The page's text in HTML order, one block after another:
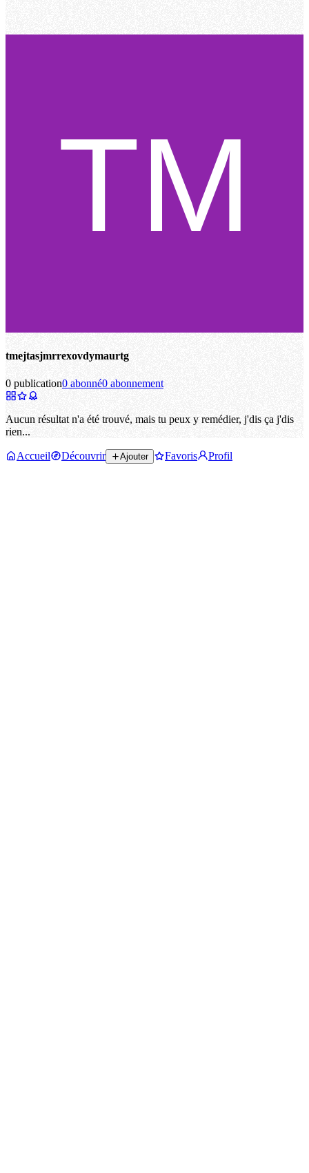
tmejtasjmrrexovdymaurtg
0 publication0 abonné0 abonnement
Aucun résultat n'a été trouvé, mais tu peux y remédier, j'dis ça j'dis
rien...
Accueil Découvrir Ajouter Favoris Profil